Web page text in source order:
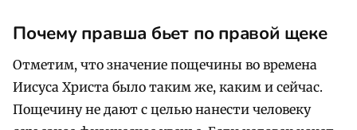
Почему правша бьет по правой щеке
Отметим, что значение пощечины во времена
Иисуса Христа было таким же, каким и сейчас.
Пощечину не дают с целью нанести человеку